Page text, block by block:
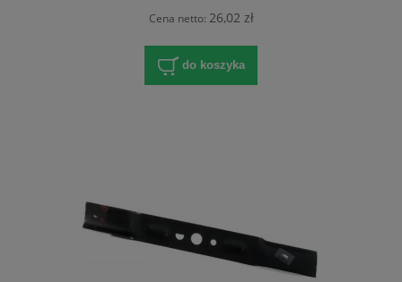
Cena netto: 26,02 zł
do koszyka